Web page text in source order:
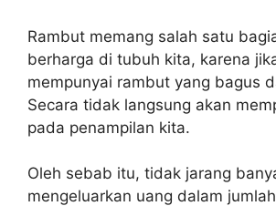
Rambut memang salah satu
berharga di tubuh kita, karena
mempunyai rambut yang bagus
Secara tidak langsung akan
pada penampilan kita.
Oleh sebab itu, tidak jarang
mengeluarkan uang dalam